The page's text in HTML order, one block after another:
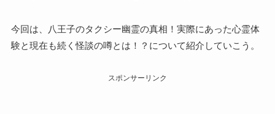
今回は、八王子のタクシー幽霊の真相！実際にあった心霊体
験と現在も続く怪談の噂とは！？について紹介していこう。
スポンサーリンク